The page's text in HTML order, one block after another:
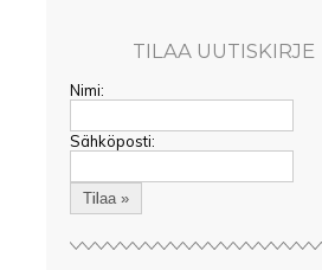
TILAA UUTISKIRJE
Nimi:
Sähköposti: